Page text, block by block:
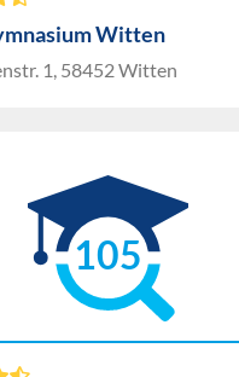
Witten
1, 58452 Witten
105